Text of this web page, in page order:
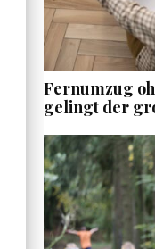
Fernumzug
gelingt der